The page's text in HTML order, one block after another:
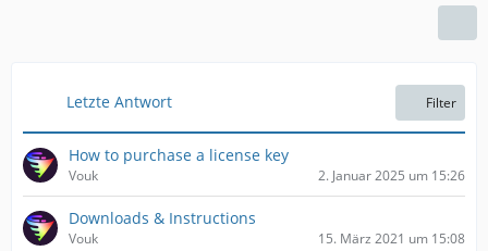
Letzte Antwort Filter
How to purchase a license key
Vouk 2. Januar 2025 um 15:26
Downloads & Instructions
Vouk 15. März 2021 um 15:08